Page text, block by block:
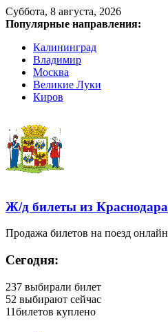
Суббота, 8 августа, 2026
Популярные направления:
Калининград
Владимир
Москва
Великие Луки
Киров
Ж/д билеты из Краснодара
Продажа билетов на поезд онлайн
Сегодня:
237 выбирали билет
52 выбирают сейчас
11билетов куплено